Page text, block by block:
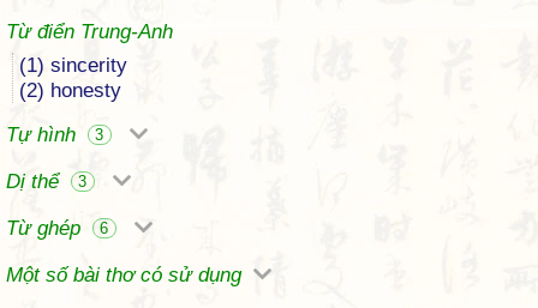
Từ điển Trung-Anh
(1) sincerity
(2) honesty
Tự hình
3
Dị thể 3
Từ ghép 6
Một số bài thơ có sử dụng